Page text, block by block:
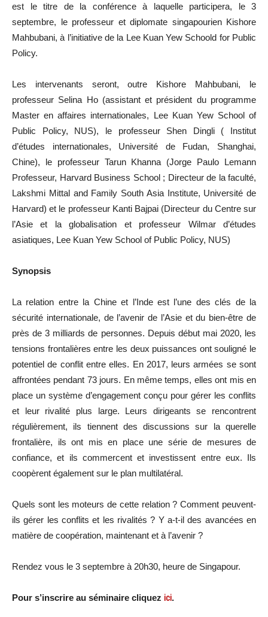
est le titre de la conférence à laquelle participera, le 3
septembre, le professeur et diplomate singapourien Kishore
Mahbubani, à l’initiative de la Lee Kuan Yew Schoold for Public
Policy.
Les intervenants seront, outre Kishore Mahbubani, le
professeur Selina Ho (assistant et président du programme
Master en affaires internationales, Lee Kuan Yew School of
Public Policy, NUS), le professeur Shen Dingli ( Institut
d’études internationales, Université de Fudan, Shanghai,
Chine), le professeur Tarun Khanna (Jorge Paulo Lemann
Professeur, Harvard Business School ; Directeur de la faculté,
Lakshmi Mittal and Family South Asia Institute, Université de
Harvard) et le professeur Kanti Bajpai (Directeur du Centre sur
l’Asie et la globalisation et professeur Wilmar d’études
asiatiques, Lee Kuan Yew School of Public Policy, NUS)
Synopsis
La relation entre la Chine et l’Inde est l’une des clés de la
sécurité internationale, de l’avenir de l’Asie et du bien-être de
près de 3 milliards de personnes. Depuis début mai 2020, les
tensions frontalières entre les deux puissances ont souligné le
potentiel de conflit entre elles. En 2017, leurs armées se sont
affrontées pendant 73 jours. En même temps, elles ont mis en
place un système d’engagement conçu pour gérer les conflits
et leur rivalité plus large. Leurs dirigeants se rencontrent
régulièrement, ils tiennent des discussions sur la querelle
frontalière, ils ont mis en place une série de mesures de
confiance, et ils commercent et investissent entre eux. Ils
coopèrent également sur le plan multilatéral.
Quels sont les moteurs de cette relation ? Comment peuvent-
ils gérer les conflits et les rivalités ? Y a-t-il des avancées en
matière de coopération, maintenant et à l’avenir ?
Rendez vous le 3 septembre à 20h30, heure de Singapour.
Pour s’inscrire au séminaire cliquez ici.